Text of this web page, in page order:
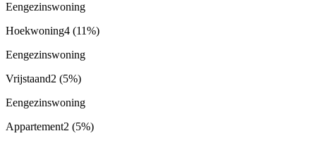
Eengezinswoning
Hoekwoning4 (11%)
Eengezinswoning
Vrijstaand2 (5%)
Eengezinswoning
Appartement2 (5%)